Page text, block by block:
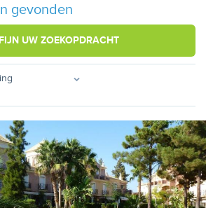
gevonden
UW ZOEKOPDRACHT